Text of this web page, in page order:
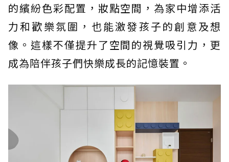
的繽紛色彩配置，妝點空間，為家中增添活
力和歡樂氛圍，也能激發孩子的創意及想
像。這樣不僅提升了空間的視覺吸引力，更
成為陪伴孩子們快樂成長的記憶裝置。